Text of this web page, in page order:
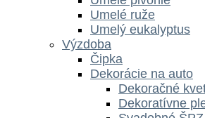
Umelé ruže
Umelý eukalyptus
Výzdoba
Čipka
Dekorácie na auto
Dekoračné
Dekoratívne